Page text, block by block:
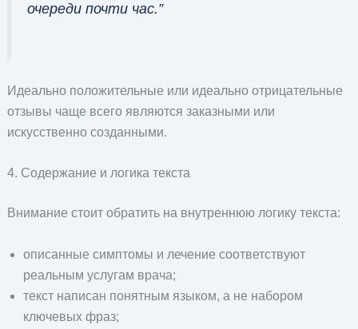
очереди почти час.”
Идеально положительные или идеально отрицательные
отзывы чаще всего являются заказными или
искусственно созданными.
4. Содержание и логика текста
Внимание стоит обратить на внутреннюю логику текста:
описанные симптомы и лечение соответствуют
реальным услугам врача;
текст написан понятным языком, а не набором
ключевых фраз;